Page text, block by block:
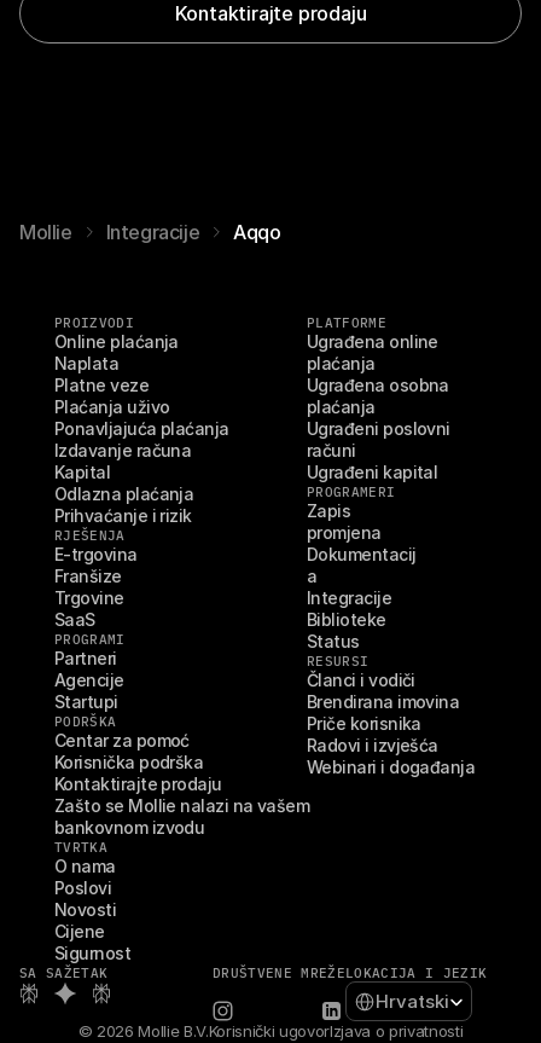
Kontaktirajte prodaju
Mollie Integracije Aqqo
PROIZVODI
Online plaćanja
Naplata
Platne veze
Plaćanja uživo
Ponavljajuća plaćanja
Izdavanje računa
Kapital
Odlazna plaćanja
Prihvaćanje i rizik
RJEŠENJA
E-trgovina
Franšize
Trgovine
SaaS
PROGRAMI
Partneri
Agencije
Startupi
PODRŠKA
Centar za pomoć
Korisnička podrška
Kontaktirajte prodaju
Zašto se Mollie nalazi na vašem
bankovnom izvodu
TVRTKA
O nama
Poslovi
Novosti
Cijene
Sigurnost
PLATFORME
Ugrađena online
plaćanja
Ugrađena osobna
plaćanja
Ugrađeni poslovni
računi
Ugrađeni kapital
PROGRAMERI
Zapis
promjena
Dokumentacij
a
Integracije
Biblioteke
Status
RESURSI
Članci i vodiči
Brendirana imovina
Priče korisnika
Radovi i izvješća
Webinari i događanja
SA SAŽETAK DRUŠTVENE MREŽELOKACIJA I JEZIK
Select Language
Hrvatski
© 2026 Mollie B.V.Korisnički ugovorIzjava o privatnosti